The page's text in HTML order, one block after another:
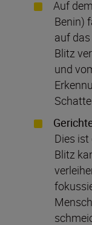
Auf
Benin)
auf
Blitz
und
Dies
Blitz